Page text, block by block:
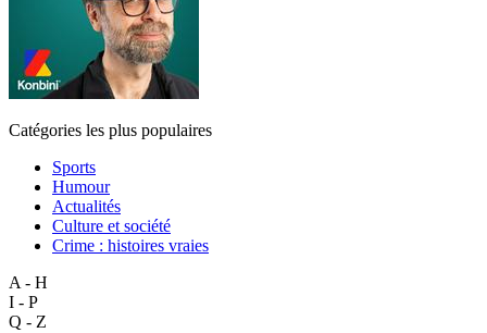
Catégories les plus populaires
Sports
Humour
Actualités
Culture et société
Crime : histoires vraies
A - H
I - P
Q - Z